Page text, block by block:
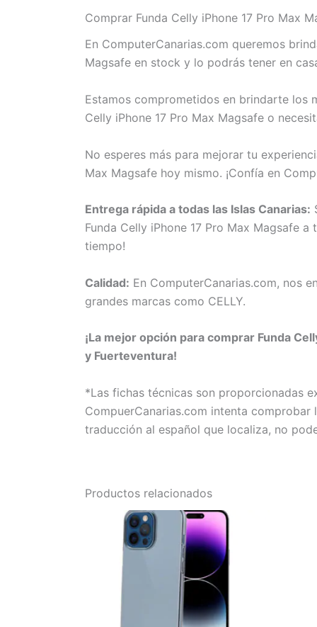
Comprar Funda Celly iPhone 17 Pro Max
En ComputerCanarias.com queremos
Magsafe en stock y lo podrás tener en
Estamos comprometidos en brindarte los
Celly iPhone 17 Pro Max Magsafe o
No esperes más para mejorar tu
Max Magsafe hoy mismo. ¡Confía en
Entrega rápida a todas las Islas Canarias:
Funda Celly iPhone 17 Pro Max Magsafe
tiempo!
Calidad: En ComputerCanarias.com, nos
grandes marcas como CELLY.
¡La mejor opción para comprar Funda
y Fuerteventura!
*Las fichas técnicas son proporcionadas
CompuerCanarias.com intenta
traducción al español que localiza, no
Productos relacionados